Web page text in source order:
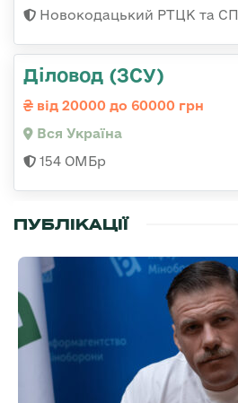
Новокодацький РТЦК та СП
Діловод (ЗСУ)
від 20000 до 60000 грн
Вся Україна
154 ОМБр
ПУБЛІКАЦІЇ